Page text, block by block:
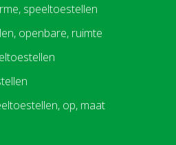
speeltoestellen
openbare, ruimte
op, maat